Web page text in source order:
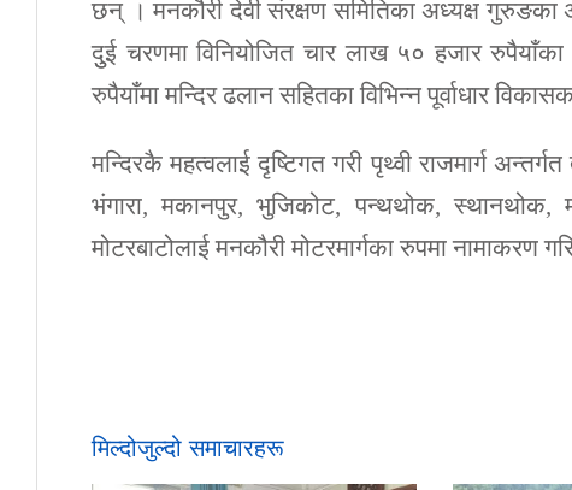
छन् । मनकौरी देवी संरक्षण समितिका अध्यक्ष
दुुई चरणमा विनियोजित चार लाख ५० हजार
रुपैयाँमा मन्दिर ढलान सहितका विभिन्न पूर्वाधार
मन्दिरकै महत्वलाई दृष्टिगत गरी पृथ्वी राजमार्ग
भंगारा, मकानपुर, भुजिकोट, पन्थथोक,
मोटरबाटोलाई मनकौरी मोटरमार्गका रुपमा नामाकरण
मिल्दोजुल्दो समाचारहरू